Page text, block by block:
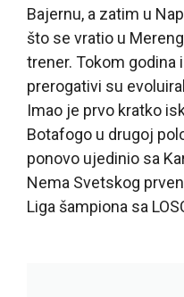
Bajernu, a zatim u
što se vratio u
trener. Tokom godina
prerogativi su
Imao je prvo kratko
Botafogo u drugoj
ponovo ujedinio sa
Nema Svetskog
Liga šampiona sa